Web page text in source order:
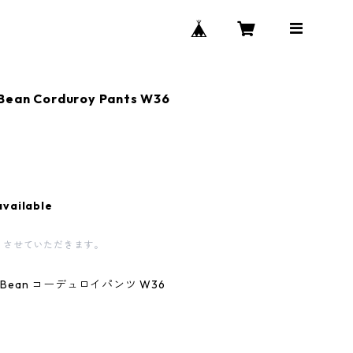
Corduroy Pants W36
せていただきます。
コーデュロイパンツ W36